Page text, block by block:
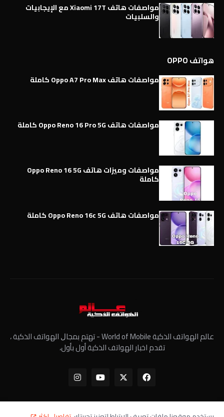
مواصفات هاتف Xiaomi 17T مع الإيجابيات
والسلبيات
هواتف OPPO
مواصفات هاتف Oppo A7 Pro Max كاملة
مواصفات هاتف Oppo Reno 16 Pro 5G كاملة
مواصفات وميزات هاتف Oppo Reno 16 5G
كاملة
مواصفات هاتف Oppo Reno 16c 5G كاملة
عالم الهواتف الذكية World of Mobile - ﺗﻬﺘﻢ ﺑﻤﺠﺎﻝ الهواتف الذكية ،
تقدم اخبار الهواتف الذكية أول بأول،